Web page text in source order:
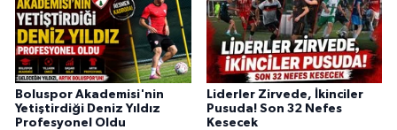
Boluspor Akademisi'nin
Yetiştirdiği Deniz Yıldız
Profesyonel Oldu
Liderler Zirvede, İkinciler
Pusuda! Son 32 Nefes
Kesecek